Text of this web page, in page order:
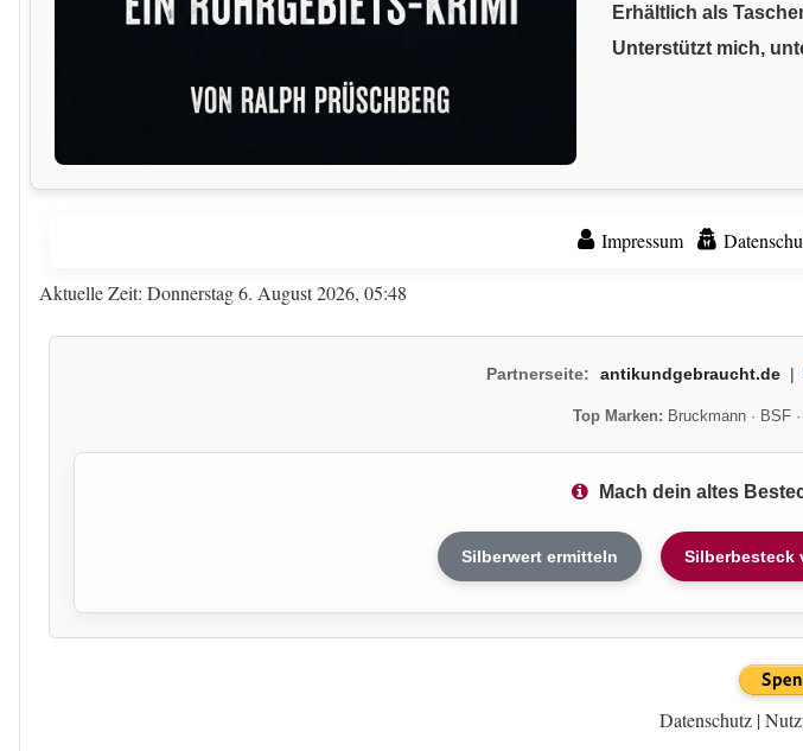
Erhältlich als
Unterstützt mich,
Impressum
Aktuelle Zeit: Donnerstag 6. August 2026, 05:48
Partnerseite: antikundgebraucht.de |
Top Marken: Bruckmann· BSF·
Mach dein altes
Silberwert ermitteln Silberbesteck
Datenschutz |